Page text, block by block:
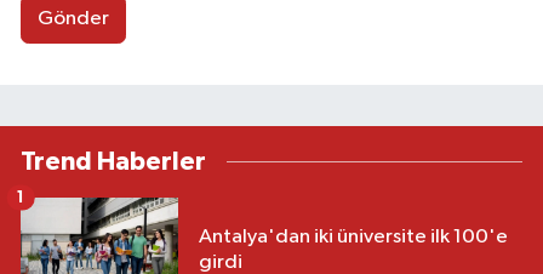
Gönder
Trend Haberler
Antalya'dan iki üniversite ilk 100'e
girdi
1